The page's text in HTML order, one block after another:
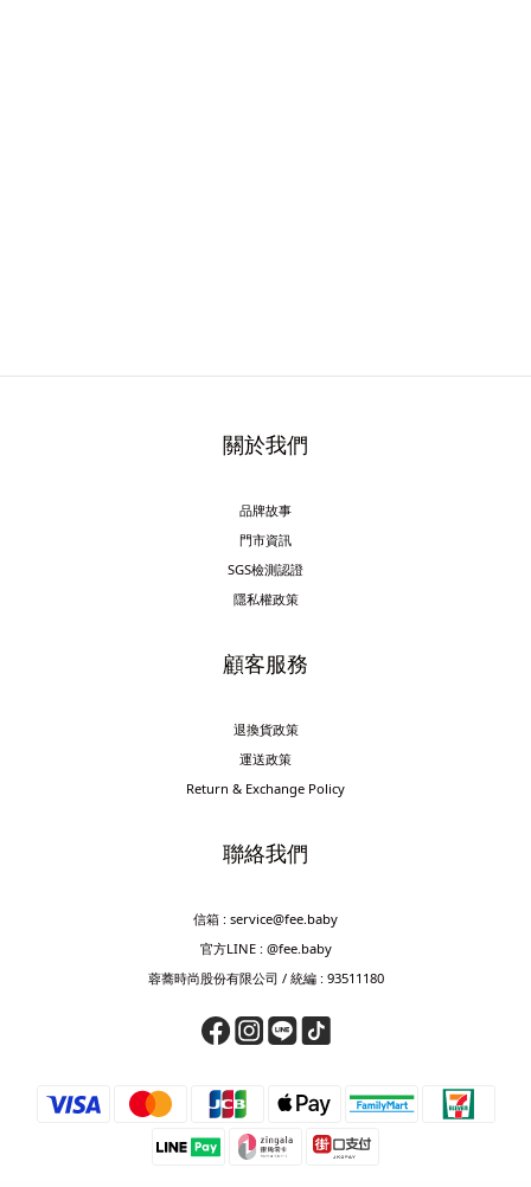
關於我們
品牌故事
門市資訊
SGS檢測認證
隱私權政策
顧客服務
退換貨政策
運送政策
Return & Exchange Policy
聯絡我們
信箱 : service@fee.baby
官方LINE : @fee.baby
蓉蕎時尚股份有限公司 / 統編 : 93511180